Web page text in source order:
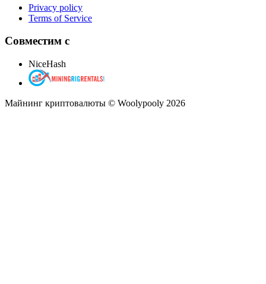
Privacy policy
Terms of Service
Совместим с
NiceHash
Майнинг криптовалюты © Woolypooly 2026